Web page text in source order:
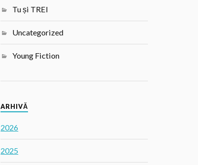
Tu și TREI
Uncategorized
Young Fiction
ARHIVĂ
2026
2025